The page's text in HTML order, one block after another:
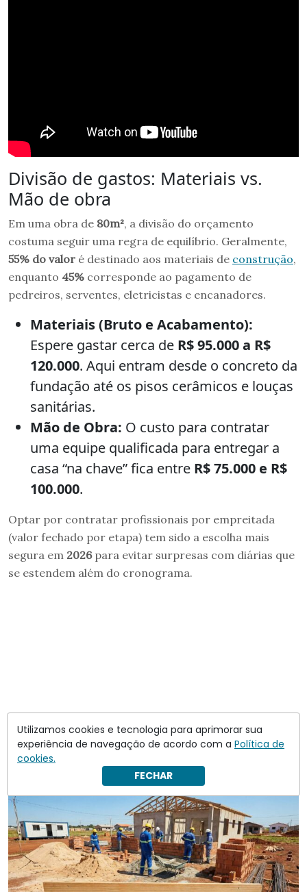
Divisão de gastos: Materiais vs.
Mão de obra
Em uma obra de 80m², a divisão do orçamento
costuma seguir uma regra de equilíbrio. Geralmente,
55% do valor é destinado aos materiais de construção,
enquanto 45% corresponde ao pagamento de
pedreiros, serventes, eletricistas e encanadores.
Materiais (Bruto e Acabamento):
Espere gastar cerca de R$ 95.000 a R$
120.000. Aqui entram desde o concreto da
fundação até os pisos cerâmicos e louças
sanitárias.
Mão de Obra: O custo para contratar
uma equipe qualificada para entregar a
casa “na chave” fica entre R$ 75.000 e R$
100.000.
Optar por contratar profissionais por empreitada
(valor fechado por etapa) tem sido a escolha mais
segura em 2026para evitar surpresas com diárias que
se estendem além do cronograma.
Utilizamos cookies e tecnologia para aprimorar sua
experiência de navegação de acordo com a Política de
cookies.
FECHAR